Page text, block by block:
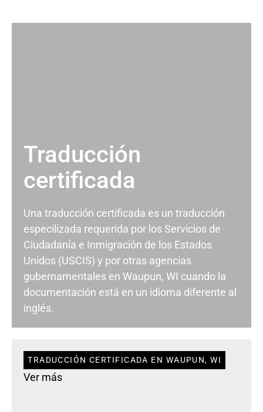
Traducción
certificada
Una traducción certificada es un traducción
especilizada requerida por los Servicios de
Ciudadanía e Inmigración de los Estados
Unidos (USCIS) y por otras agencias
gubernamentales en Waupun, WI cuando la
documentación está en un idioma diferente al
inglés.
TRADUCCIÓN CERTIFICADA EN WAUPUN, WI
Ver más